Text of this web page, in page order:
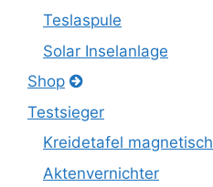
Teslaspule
Solar Inselanlage
Shop
Testsieger
Kreidetafel magnetisch
Aktenvernichter